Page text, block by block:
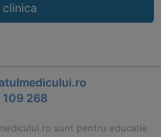
clinica
109 268
sunt pentru educatie